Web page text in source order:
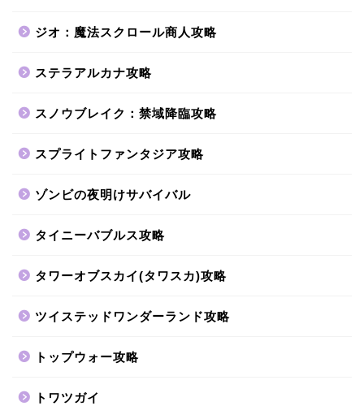
ジオ：魔法スクロール商人攻略
ステラアルカナ攻略
スノウブレイク：禁域降臨攻略
スプライトファンタジア攻略
ゾンビの夜明けサバイバル
タイニーバブルス攻略
タワーオブスカイ(タワスカ)攻略
ツイステッドワンダーランド攻略
トップウォー攻略
トワツガイ